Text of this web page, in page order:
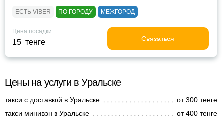
ЕСТЬ VIBER ПО ГОРОДУ МЕЖГОРОД
Цена посадки
15 тенге Связаться
Цены на услуги в Уральске
такси с доставкой в Уральске
от 300 тенге
такси минивэн в Уральске
от 400 тенге